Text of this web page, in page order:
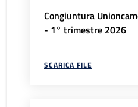
Congiuntura
- 1° trimestre 2026
SCARICA FILE